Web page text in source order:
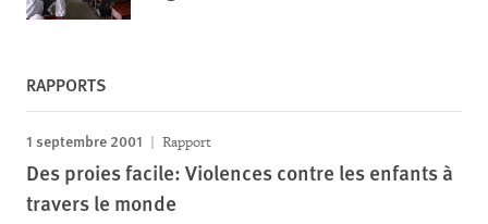
RAPPORTS
1 septembre 2001 Rapport
Des proies facile: Violences contre les enfants à
travers le monde